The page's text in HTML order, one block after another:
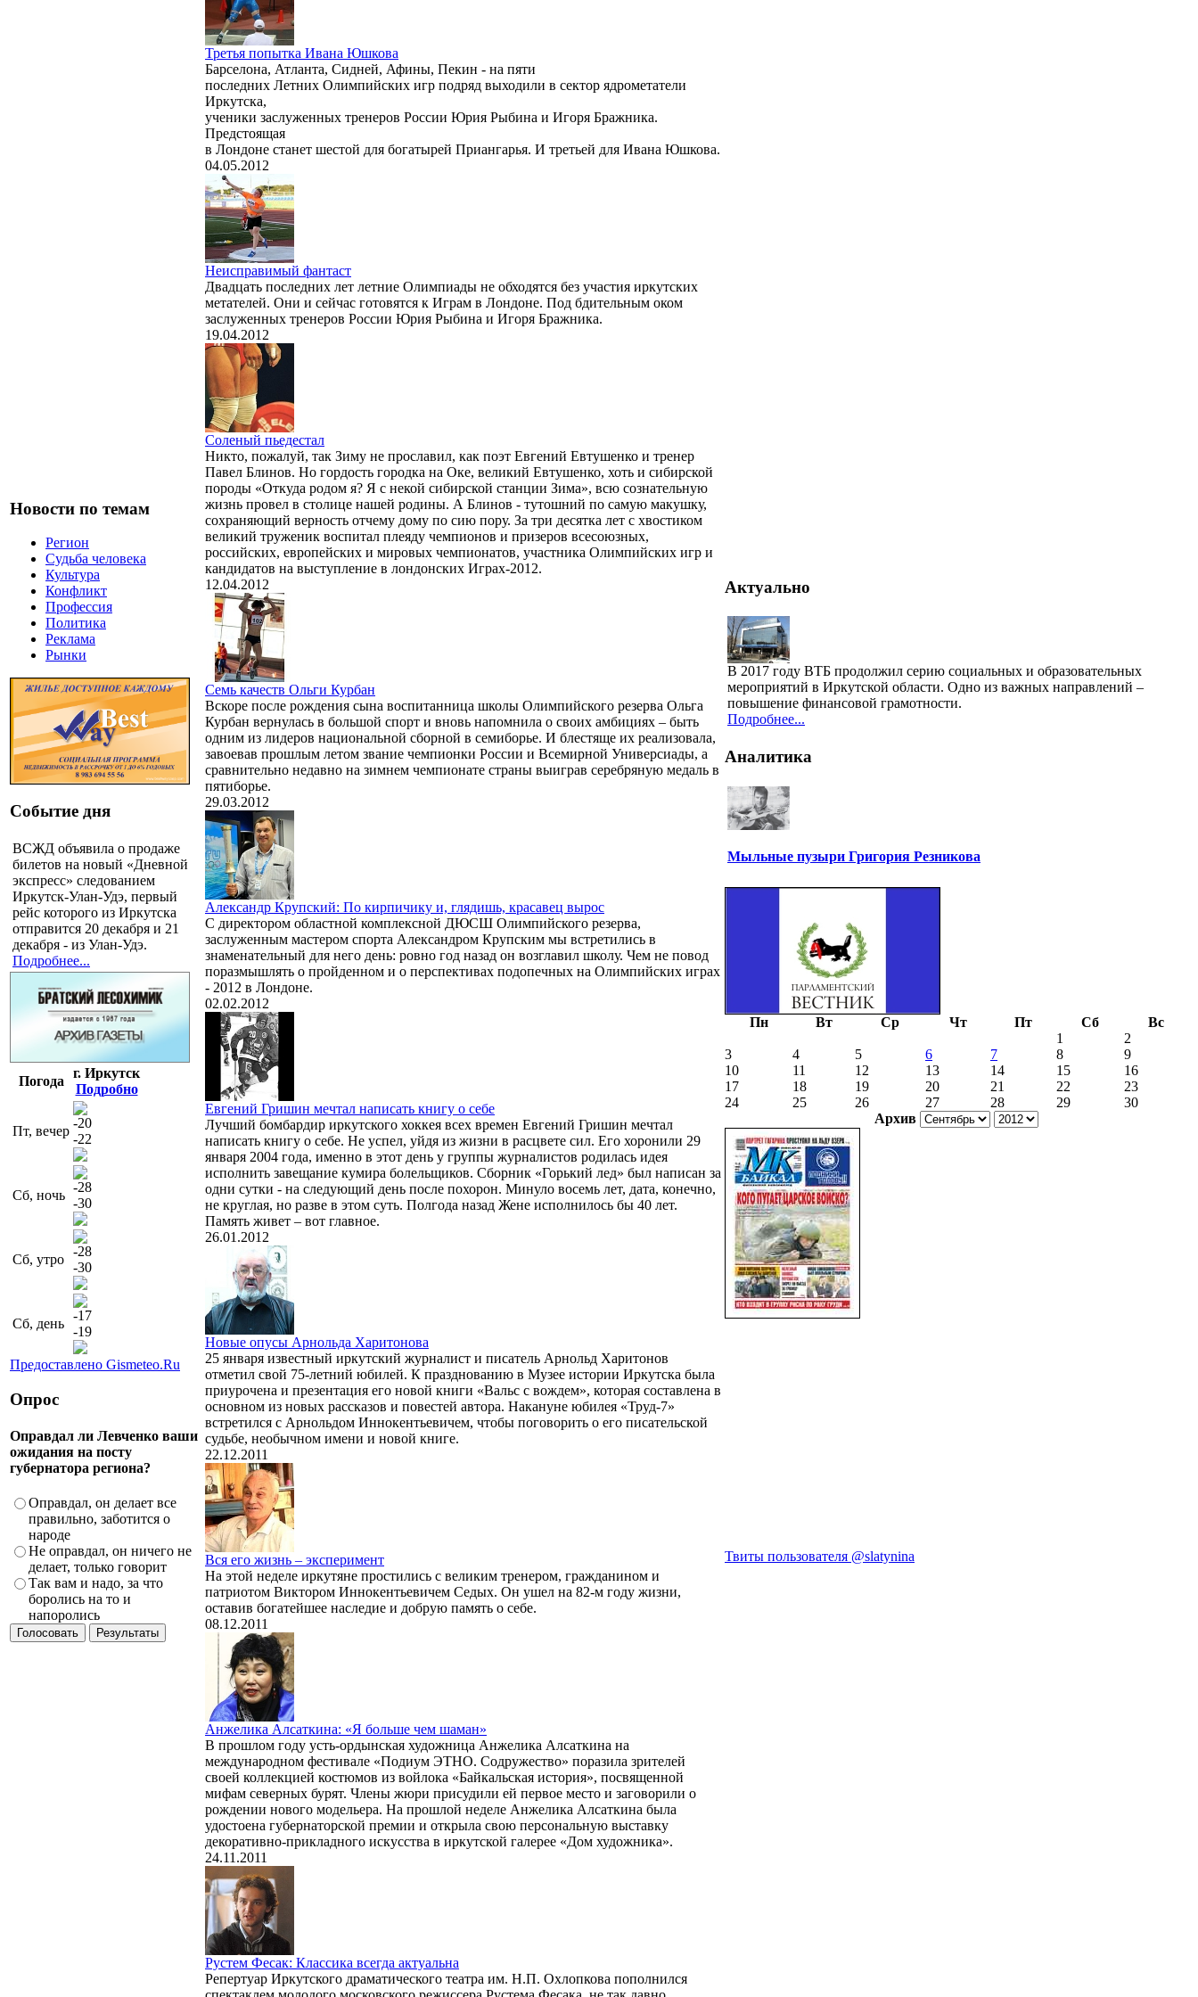
Новости по темам
Регион
Судьба человека
Культура
Конфликт
Профессия
Политика
Реклама
Рынки
Событие дня
ВСЖД объявила о продаже
билетов на новый «Дневной
экспресс» следованием
Иркутск-Улан-Удэ, первый
рейс которого из Иркутска
отправится 20 декабря и 21
декабря - из Улан-Удэ.
Подробнее...
Погода
г. Иркутск
Подробно
Пт, вечер
-20
-22
Сб, ночь
-28
-30
Сб, утро
-28
-30
Сб, день
-17
-19
Предоставлено Gismeteo.Ru
Опрос
Оправдал ли Левченко ваши
ожидания на посту
губернатора региона?
Оправдал, он делает все
правильно, заботится о
народе
Не оправдал, он ничего не
делает, только говорит
Так вам и надо, за что
боролись на то и
напоролись
Третья попытка Ивана Юшкова
Барселона, Атланта, Сидней, Афины, Пекин - на пяти
последних Летних Олимпийских игр подряд выходили в сектор ядрометатели
Иркутска,
ученики заслуженных тренеров России Юрия Рыбина и Игоря Бражника.
Предстоящая
в Лондоне станет шестой для богатырей Приангарья. И третьей для Ивана Юшкова.
04.05.2012
Неисправимый фантаст
Двадцать последних лет летние Олимпиады не обходятся без участия иркутских
метателей. Они и сейчас готовятся к Играм в Лондоне. Под бдительным оком
заслуженных тренеров России Юрия Рыбина и Игоря Бражника.
19.04.2012
Соленый пьедестал
Никто, пожалуй, так Зиму не прославил, как поэт Евгений Евтушенко и тренер
Павел Блинов. Но гордость городка на Оке, великий Евтушенко, хоть и сибирской
породы «Откуда родом я? Я с некой сибирской станции Зима», всю сознательную
жизнь провел в столице нашей родины. А Блинов - тутошний по самую макушку,
сохраняющий верность отчему дому по сию пору. За три десятка лет с хвостиком
великий труженик воспитал плеяду чемпионов и призеров всесоюзных,
российских, европейских и мировых чемпионатов, участника Олимпийских игр и
кандидатов на выступление в лондонских Играх-2012.
12.04.2012
Семь качеств Ольги Курбан
Вскоре после рождения сына воспитанница школы Олимпийского резерва Ольга
Курбан вернулась в большой спорт и вновь напомнила о своих амбициях – быть
одним из лидеров национальной сборной в семиборье. И блестяще их реализовала,
завоевав прошлым летом звание чемпионки России и Всемирной Универсиады, а
сравнительно недавно на зимнем чемпионате страны выиграв серебряную медаль в
пятиборье.
29.03.2012
Александр Крупский: По кирпичику и, глядишь, красавец вырос
С директором областной комплексной ДЮСШ Олимпийского резерва,
заслуженным мастером спорта Александром Крупским мы встретились в
знаменательный для него день: ровно год назад он возглавил школу. Чем не повод
поразмышлять о пройденном и о перспективах подопечных на Олимпийских играх
- 2012 в Лондоне.
02.02.2012
Евгений Гришин мечтал написать книгу о себе
Лучший бомбардир иркутского хоккея всех времен Евгений Гришин мечтал
написать книгу о себе. Не успел, уйдя из жизни в расцвете сил. Его хоронили 29
января 2004 года, именно в этот день у группы журналистов родилась идея
исполнить завещание кумира болельщиков. Сборник «Горький лед» был написан за
одни сутки - на следующий день после похорон. Минуло восемь лет, дата, конечно,
не круглая, но разве в этом суть. Полгода назад Жене исполнилось бы 40 лет.
Память живет – вот главное.
26.01.2012
Новые опусы Арнольда Харитонова
25 января известный иркутский журналист и писатель Арнольд Харитонов
отметил свой 75-летний юбилей. К празднованию в Музее истории Иркутска была
приурочена и презентация его новой книги «Вальс с вождем», которая составлена в
основном из новых рассказов и повестей автора. Накануне юбилея «Труд-7»
встретился с Арнольдом Иннокентьевичем, чтобы поговорить о его писательской
судьбе, необычном имени и новой книге.
22.12.2011
Вся его жизнь – эксперимент
На этой неделе иркутяне простились с великим тренером, гражданином и
патриотом Виктором Иннокентьевичем Седых. Он ушел на 82-м году жизни,
оставив богатейшее наследие и добрую память о себе.
08.12.2011
Анжелика Алсаткина: «Я больше чем шаман»
В прошлом году усть-ордынская художница Анжелика Алсаткина на
международном фестивале «Подиум ЭТНО. Содружество» поразила зрителей
своей коллекцией костюмов из войлока «Байкальская история», посвященной
мифам северных бурят. Члены жюри присудили ей первое место и заговорили о
рождении нового модельера. На прошлой неделе Анжелика Алсаткина была
удостоена губернаторской премии и открыла свою персональную выставку
декоративно-прикладного искусства в иркутской галерее «Дом художника».
24.11.2011
Рустем Фесак: Классика всегда актуальна
Репертуар Иркутского драматического театра им. Н.П. Охлопкова пополнился
Актуально
В 2017 году ВТБ продолжил серию социальных и образовательных
мероприятий в Иркутской области. Одно из важных направлений –
повышение финансовой грамотности.
Подробнее...
Аналитика
Мыльные пузыри Григория Резникова
Пн Вт Ср Чт Пт Сб
Вс
1
2
3
4 5 6 7 8
9
10
11 12 13 14 15
16
17
18 19 20 21 22
23
24
25 26 27 28 29
30
Архив
Твиты пользователя @slatynina